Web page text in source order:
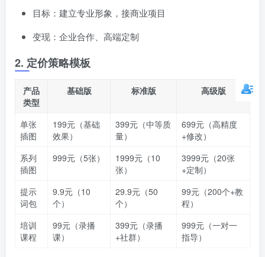
目标：建立专业形象，接商业项目
变现：企业合作、高端定制
2. 定价策略模板
产品
类型
基础版 标准版 高级版
单张
插图
199元（基础
效果）
399元（中等质
量）
699元（高精度
+修改）
系列
插图
999元（5张）
1999元（10
张）
3999元（20张
+定制）
提示
词包
9.9元（10
个）
29.9元（50
个）
99元（200个+教
程）
培训
课程
99元（录播
课）
399元（录播
+社群）
999元（一对一
指导）